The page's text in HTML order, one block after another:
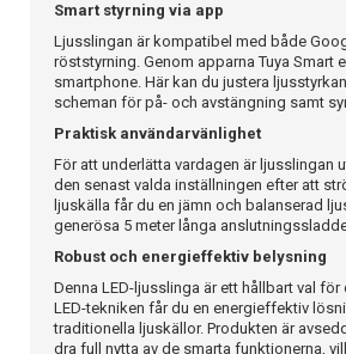
Smart styrning via app
Ljusslingan är kompatibel med både
röststyrning. Genom apparna Tuya Smart
smartphone. Här kan du justera
scheman för på- och avstängning samt
Praktisk användarvänlighet
För att underlätta vardagen är
den senast valda inställningen efter att
ljuskälla får du en jämn och balanserad
generösa 5 meter långa
Robust och energieffektiv belysning
Denna LED-ljusslinga är ett hållbart val
LED-tekniken får du en energieffektiv
traditionella ljuskällor. Produkten är
dra full nytta av de smarta funktionerna,